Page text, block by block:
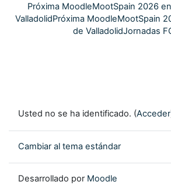
Próxima MoodleMootSpain 2026
ValladolidPróxima MoodleMootSpain
de ValladolidJornadas
Usted no se ha identificado. (Acceder
Cambiar al tema estándar
Desarrollado por Moodle